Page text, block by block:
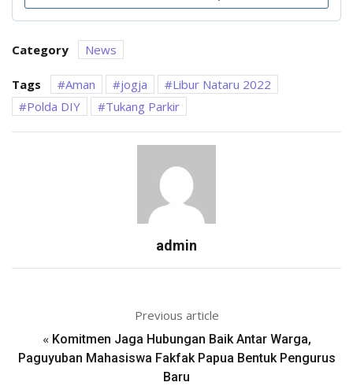
Category News
Tags Aman jogja
Libur Nataru 2022
Polda DIY
Tukang Parkir
admin
Previous article
« Komitmen Jaga Hubungan Baik Antar Warga,
Paguyuban Mahasiswa Fakfak Papua Bentuk Pengurus
Baru